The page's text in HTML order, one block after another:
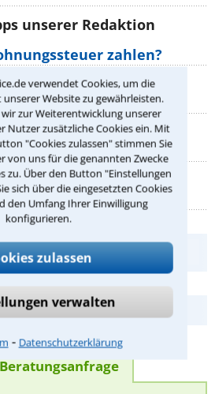
verwendet Cookies, um die
Website zu gewährleisten.
zur Weiterentwicklung unserer
Nutzer zusätzliche Cookies ein. Mit
"Cookies zulassen" stimmen Sie
von uns für die genannten Zwecke
zu. Über den Button "Einstellungen
sich über die eingesetzten Cookies
den Umfang Ihrer Einwilligung
konfigurieren.
zulassen
verwalten
⁃ Datenschutzerklärung
unserer Redaktion
zahlen?
die jeder
kennen sollte
Alle Regeln,
für Mieter
Urlaub,
Rechtswissen
Anwaltsuche?
Beratungsanfrage